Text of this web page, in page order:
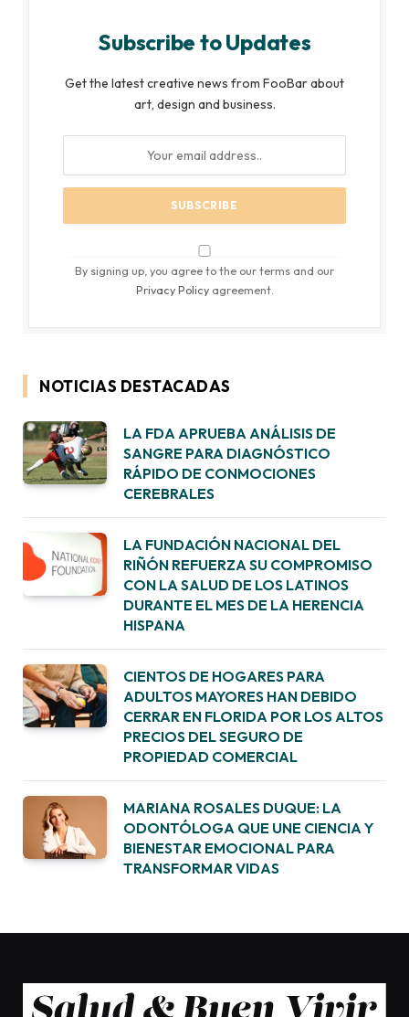
Subscribe to Updates
Get the latest creative news from FooBar about
art, design and business.
By signing up, you agree to the our terms and our
Privacy Policyagreement.
NOTICIAS DESTACADAS
LA FDA APRUEBA ANÁLISIS DE
SANGRE PARA DIAGNÓSTICO
RÁPIDO DE CONMOCIONES
CEREBRALES
LA FUNDACIÓN NACIONAL DEL
RIÑÓN REFUERZA SU COMPROMISO
CON LA SALUD DE LOS LATINOS
DURANTE EL MES DE LA HERENCIA
HISPANA
CIENTOS DE HOGARES PARA
ADULTOS MAYORES HAN DEBIDO
CERRAR EN FLORIDA POR LOS ALTOS
PRECIOS DEL SEGURO DE
PROPIEDAD COMERCIAL
MARIANA ROSALES DUQUE: LA
ODONTÓLOGA QUE UNE CIENCIA Y
BIENESTAR EMOCIONAL PARA
TRANSFORMAR VIDAS